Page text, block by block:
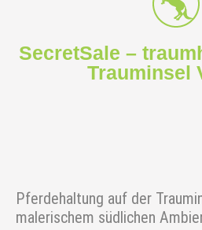
SecretSale –
Trauminsel
Pferdehaltung auf der
malerischem südlichen